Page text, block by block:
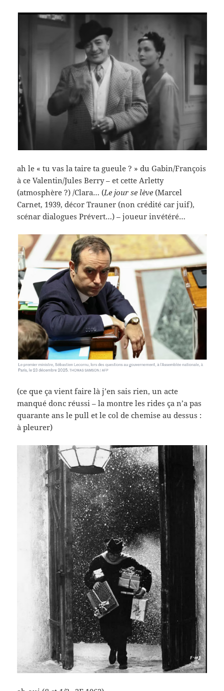
ah le « tu vas la taire ta gueule ? » du Gabin/François
à ce Valentin/Jules Berry – et cette Arletty
(atmosphère ?) /Clara… (Le jour se lève(Marcel
Carnet, 1939, décor Trauner (non crédité car juif),
scénar dialogues Prévert…) – joueur invétéré…
(ce que ça vient faire là j’en sais rien, un acte
manqué donc réussi – la montre les rides ça n’a pas
quarante ans le pull et le col de chemise au dessus :
à pleurer)